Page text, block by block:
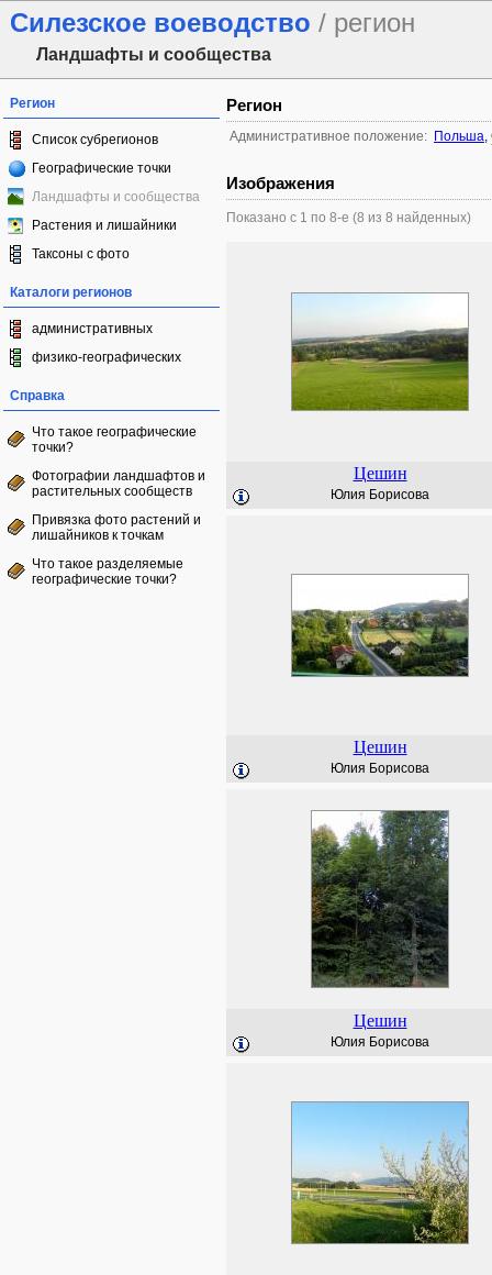
Силезское воеводство / регион
Ландшафты и сообщества
Регион
Список субрегионов
Географические точки
Ландшафты и сообщества
Растения и лишайники
Таксоны с фото
Каталоги регионов
административных
физико-географических
Справка
Что такое географические
точки?
Фотографии ландшафтов и
растительных сообществ
Привязка фото растений и
лишайников к точкам
Что такое разделяемые
географические точки?
Регион
Административное положение: Польша,
Изображения
Показано с 1 по 8-е (8 из 8 найденных)
Цешин
Юлия Борисова
Цешин
Юлия Борисова
Цешин
Юлия Борисова